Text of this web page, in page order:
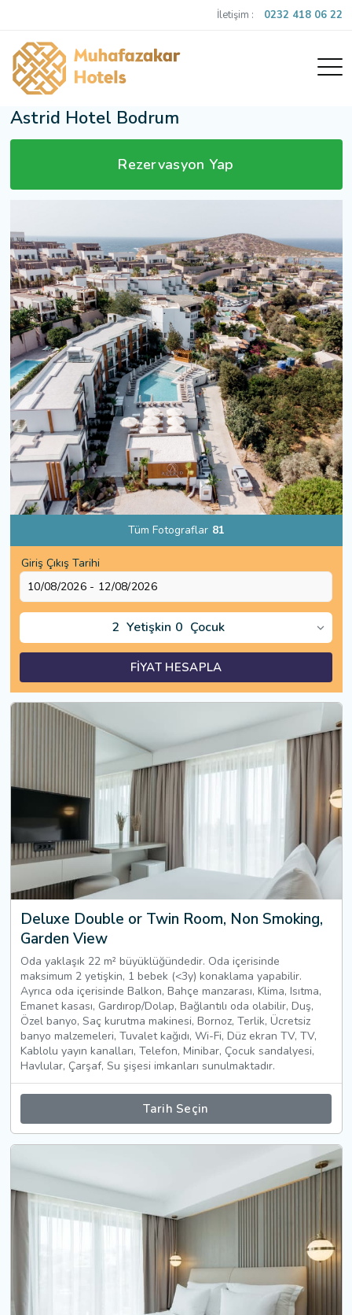
İletişim : 0232 418 06 22
Astrid Hotel Bodrum
Rezervasyon Yap
Tüm Fotograflar 81
Giriş Çıkış Tarihi
2 Yetişkin 0 Çocuk
FİYAT HESAPLA
Deluxe Double or Twin Room, Non Smoking,
Garden View
Oda yaklaşık 22 m² büyüklüğündedir. Oda içerisinde
maksimum 2 yetişkin, 1 bebek (<3y) konaklama yapabilir.
Ayrıca oda içerisinde Balkon, Bahçe manzarası, Klima, Isıtma,
Emanet kasası, Gardırop/Dolap, Bağlantılı oda olabilir, Duş,
Özel banyo, Saç kurutma makinesi, Bornoz, Terlik, Ücretsiz
banyo malzemeleri, Tuvalet kağıdı, Wi-Fi, Düz ekran TV, TV,
Kablolu yayın kanalları, Telefon, Minibar, Çocuk sandalyesi,
Havlular, Çarşaf, Su şişesi imkanları sunulmaktadır.
Tarih Seçin